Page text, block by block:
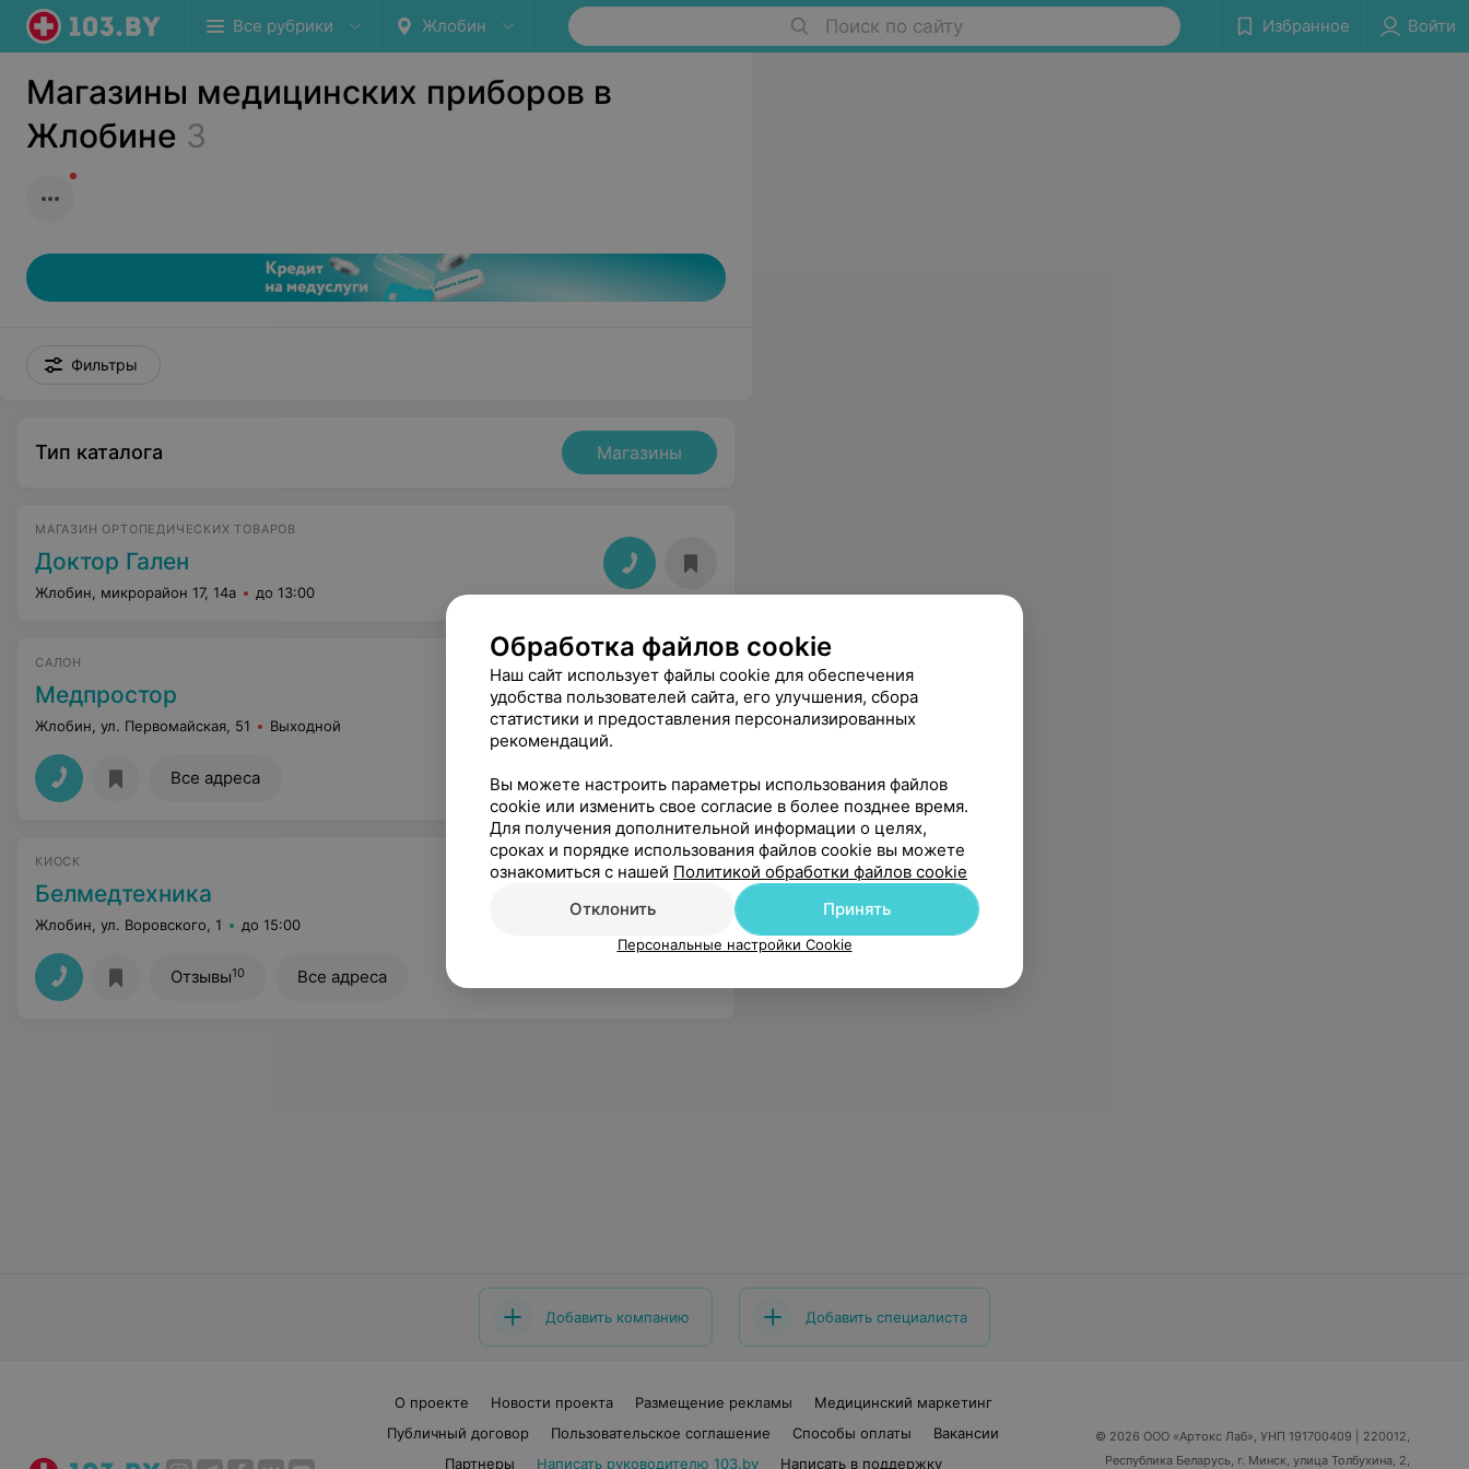
Все рубрики Жлобин Поиск по сайту Избранное Войти
Магазины медицинских приборов в
Жлобине 3
Фильтры
Тип каталога Магазины
МАГАЗИН ОРТОПЕДИЧЕСКИХ ТОВАРОВ
Доктор Гален
Жлобин, микрорайон 17, 14а до 13:00
САЛОН
Медпростор
Жлобин, ул. Первомайская, 51 Выходной
Все адреса
КИОСК
Белмедтехника
Жлобин, ул. Воровского, 1 до 15:00
Отзывы10 Все адреса
Добавить компанию Добавить специалиста
О проекте Новости проекта Размещение рекламы
Медицинский маркетинг
Публичный договор
Пользовательское соглашение Способы оплаты
Вакансии
Партнеры
Написать руководителю 103.by Написать в поддержку
© 2026 ООО «Артокс Лаб», УНП 191700409 | 220012,
Республика Беларусь, г. Минск, улица Толбухина, 2,
Обработка файлов cookie
Наш сайт использует файлы cookie для обеспечения
удобства пользователей сайта, его улучшения, сбора
статистики и предоставления персонализированных
рекомендаций.
Вы можете настроить параметры использования файлов
cookie или изменить свое согласие в более позднее время.
Для получения дополнительной информации о целях,
сроках и порядке использования файлов cookie вы можете
ознакомиться с нашей Политикой обработки файлов cookie
Отклонить
Принять
Персональные настройки Cookie